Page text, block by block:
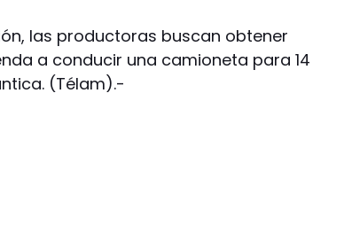
las productoras buscan obtener
a conducir una camioneta para 14
(Télam).-